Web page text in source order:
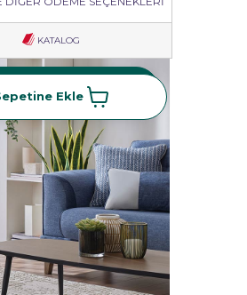
KATALOG
Ekle
Ekle